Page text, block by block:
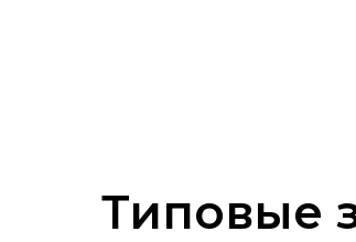
Типовые